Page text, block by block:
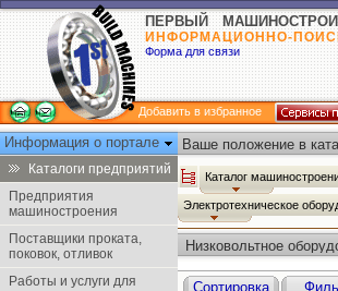
ПЕРВЫЙ
ИНФОРМАЦИОННО-
Форма для связи
Добавить в избранное
Информация о портале
Каталоги предприятий
Предприятия
машиностроения
Поставщики проката,
поковок, отливок
Работы и услуги для
Ваше положение в
Каталог
Электротехническое
Низковольтное
Сортировка